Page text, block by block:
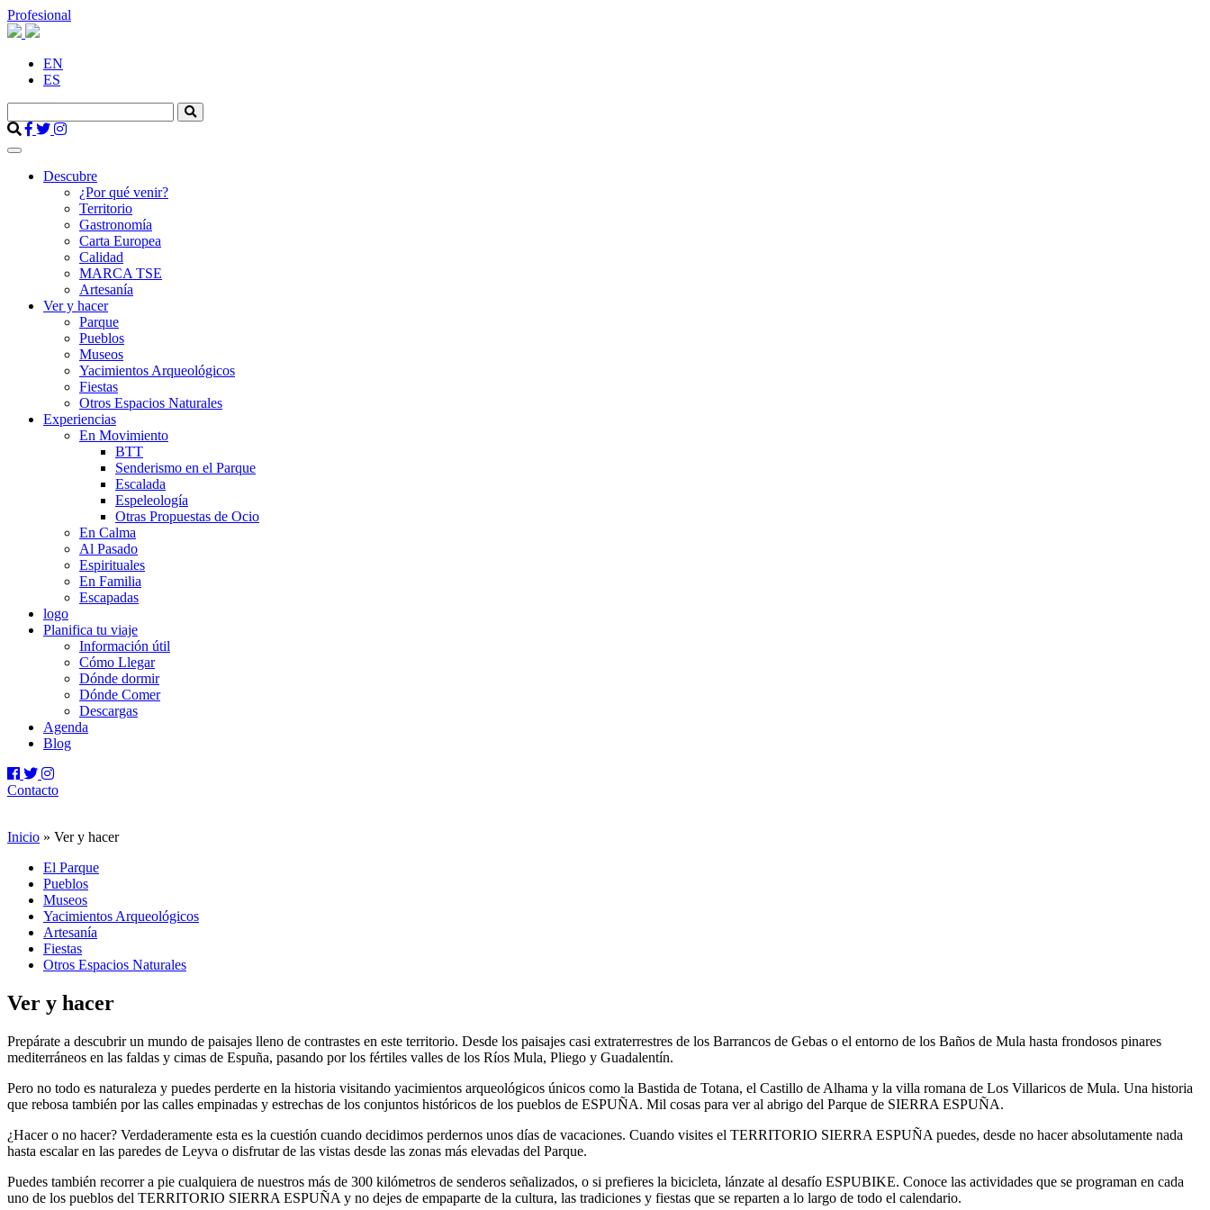
Profesional
EN
ES
Descubre
¿Por qué venir?
Territorio
Gastronomía
Carta Europea
Calidad
MARCA TSE
Artesanía
Ver y hacer
Parque
Pueblos
Museos
Yacimientos Arqueológicos
Fiestas
Otros Espacios Naturales
Experiencias
En Movimiento
BTT
Senderismo en el Parque
Escalada
Espeleología
Otras Propuestas de Ocio
En Calma
Al Pasado
Espirituales
En Familia
Escapadas
logo
Planifica tu viaje
Información útil
Cómo Llegar
Dónde dormir
Dónde Comer
Descargas
Agenda
Blog
Contacto
Inicio » Ver y hacer
El Parque
Pueblos
Museos
Yacimientos Arqueológicos
Artesanía
Fiestas
Otros Espacios Naturales
Ver y hacer
Prepárate a descubrir un mundo de paisajes lleno de contrastes en este territorio. Desde los paisajes casi extraterrestres de los Barrancos de Gebas o el entorno de los Baños de Mula hasta frondosos pinares
mediterráneos en las faldas y cimas de Espuña, pasando por los fértiles valles de los Ríos Mula, Pliego y Guadalentín.
Pero no todo es naturaleza y puedes perderte en la historia visitando yacimientos arqueológicos únicos como la Bastida de Totana, el Castillo de Alhama y la villa romana de Los Villaricos de Mula. Una historia
que rebosa también por las calles empinadas y estrechas de los conjuntos históricos de los pueblos de ESPUÑA. Mil cosas para ver al abrigo del Parque de SIERRA ESPUÑA.
¿Hacer o no hacer? Verdaderamente esta es la cuestión cuando decidimos perdernos unos días de vacaciones. Cuando visites el TERRITORIO SIERRA ESPUÑA puedes, desde no hacer absolutamente nada
hasta escalar en las paredes de Leyva o disfrutar de las vistas desde las zonas más elevadas del Parque.
Puedes también recorrer a pie cualquiera de nuestros más de 300 kilómetros de senderos señalizados, o si prefieres la bicicleta, lánzate al desafío ESPUBIKE. Conoce las actividades que se programan en cada
uno de los pueblos del TERRITORIO SIERRA ESPUÑA y no dejes de empaparte de la cultura, las tradiciones y fiestas que se reparten a lo largo de todo el calendario.